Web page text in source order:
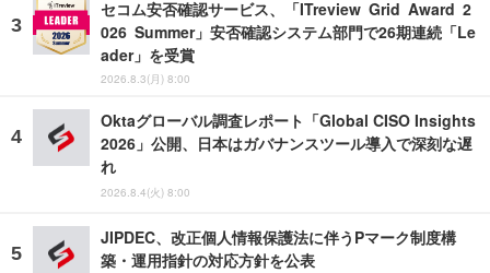
セコム安否確認サービス、「ITreview Grid Award 2
026 Summer」安否確認システム部門で26期連続「Le
ader」を受賞
2026.8.3(月) 8:00
Oktaグローバル調査レポート「Global CISO Insights
2026」公開、日本はガバナンスツール導入で深刻な遅
れ
2026.8.4(火) 8:00
JIPDEC、改正個人情報保護法に伴うPマーク制度構
築・運用指針の対応方針を公表